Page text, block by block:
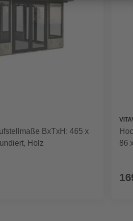
BxTxH: 465 x
Holz
86